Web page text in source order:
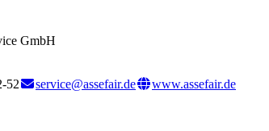
GmbH
52 service@assefair.de www.assefair.de